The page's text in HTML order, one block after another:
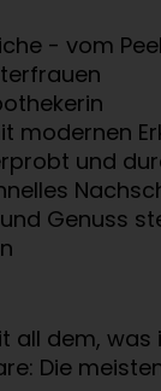
- vom
modernen
und
Genuss
all dem,
Die